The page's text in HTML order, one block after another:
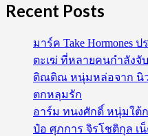
Recent Posts
มาร์ค Take
ตะเฆ่ ที่หลายคนกำลังจั
ติณติณ หนุ่มหล่อจาก นิว
ตกหลุมรัก
อาร์ม ทนงศักดิ์ หนุ่มใต้
ป๋อ ศุภการ จิรโชติกุล เ